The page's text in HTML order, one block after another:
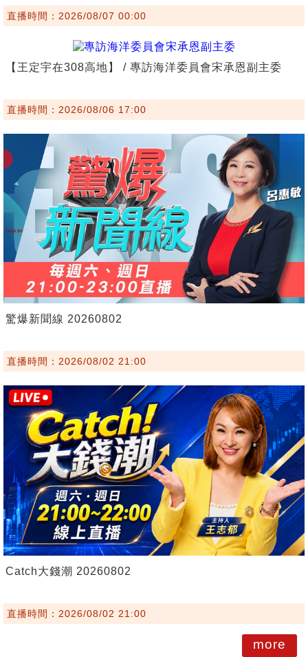
直播時間：2026/08/07 00:00
【王定宇在308高地】 / 專訪海洋委員會宋承恩副主委
直播時間：2026/08/06 17:00
驚爆新聞線 20260802
直播時間：2026/08/02 21:00
Catch大錢潮 20260802
直播時間：2026/08/02 21:00
more